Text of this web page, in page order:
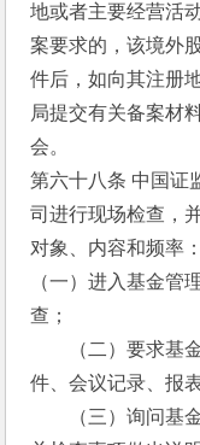
地或者主要经营活
案要求的，该境外
件后，如向其注册
局提交有关备案材
会。
第六十八条 中国证
司进行现场检查，
对象、内容和频率：
（一）进入基金管
查；
（二）要求基金
件、会议记录、报
（三）询问基金